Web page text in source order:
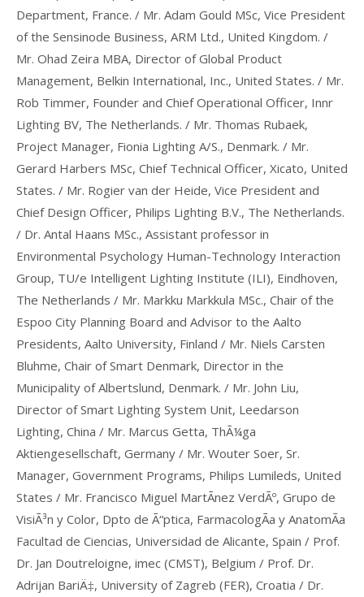
Department, France. / Mr. Adam Gould MSc, Vice President
of the Sensinode Business, ARM Ltd., United Kingdom. /
Mr. Ohad Zeira MBA, Director of Global Product
Management, Belkin International, Inc., United States. / Mr.
Rob Timmer, Founder and Chief Operational Officer, Innr
Lighting BV, The Netherlands. / Mr. Thomas Rubaek,
Project Manager, Fionia Lighting A/S., Denmark. / Mr.
Gerard Harbers MSc, Chief Technical Officer, Xicato, United
States. / Mr. Rogier van der Heide, Vice President and
Chief Design Officer, Philips Lighting B.V., The Netherlands.
/ Dr. Antal Haans MSc., Assistant professor in
Environmental Psychology Human-Technology Interaction
Group, TU/e Intelligent Lighting Institute (ILI), Eindhoven,
The Netherlands / Mr. Markku Markkula MSc., Chair of the
Espoo City Planning Board and Advisor to the Aalto
Presidents, Aalto University, Finland / Mr. Niels Carsten
Bluhme, Chair of Smart Denmark, Director in the
Municipality of Albertslund, Denmark. / Mr. John Liu,
Director of Smart Lighting System Unit, Leedarson
Lighting, China / Mr. Marcus Getta, ThÃ¼ga
Aktiengesellschaft, Germany / Mr. Wouter Soer, Sr.
Manager, Government Programs, Philips Lumileds, United
States / Mr. Francisco Miguel MartÃ­nez VerdÃº, Grupo de
VisiÃ³n y Color, Dpto de Ã“ptica, FarmacologÃ­a y AnatomÃ­a
Facultad de Ciencias, Universidad de Alicante, Spain / Prof.
Dr. Jan Doutreloigne, imec (CMST), Belgium / Prof. Dr.
Adrijan BariÄ‡, University of Zagreb (FER), Croatia / Dr.